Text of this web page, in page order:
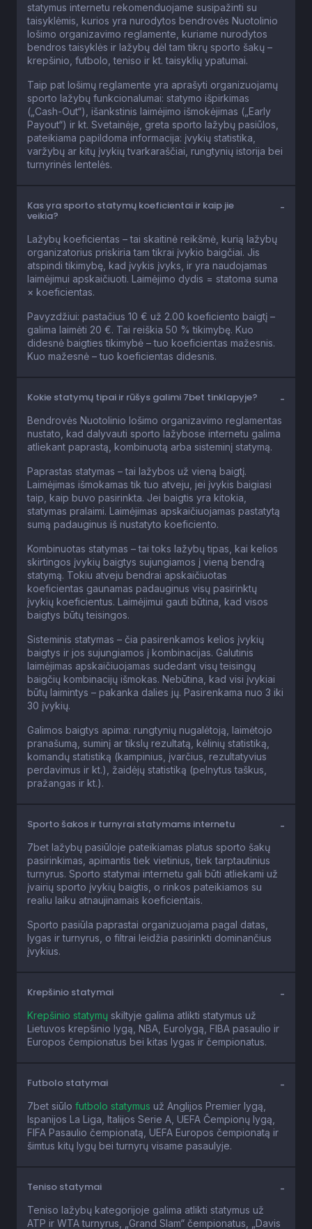
statymus internetu rekomenduojame susipažinti su
taisyklėmis, kurios yra nurodytos bendrovės Nuotolinio
lošimo organizavimo reglamente, kuriame nurodytos
bendros taisyklės ir lažybų dėl tam tikrų sporto šakų –
krepšinio, futbolo, teniso ir kt. taisyklių ypatumai.
Taip pat lošimų reglamente yra aprašyti organizuojamų
sporto lažybų funkcionalumai: statymo išpirkimas
(„Cash-Out“), išankstinis laimėjimo išmokėjimas („Early
Payout“) ir kt. Svetainėje, greta sporto lažybų pasiūlos,
pateikiama papildoma informacija: įvykių statistika,
varžybų ar kitų įvykių tvarkaraščiai, rungtynių istorija bei
turnyrinės lentelės.
Kas yra sporto statymų koeficientai ir kaip jie
veikia?
Lažybų koeficientas – tai skaitinė reikšmė, kurią lažybų
organizatorius priskiria tam tikrai įvykio baigčiai. Jis
atspindi tikimybę, kad įvykis įvyks, ir yra naudojamas
laimėjimui apskaičiuoti. Laimėjimo dydis = statoma suma
× koeficientas.
Pavyzdžiui: pastačius 10 € už 2.00 koeficiento baigtį –
galima laimėti 20 €. Tai reiškia 50 % tikimybę. Kuo
didesnė baigties tikimybė – tuo koeficientas mažesnis.
Kuo mažesnė – tuo koeficientas didesnis.
Kokie statymų tipai ir rūšys galimi 7bet tinklapyje?
Bendrovės Nuotolinio lošimo organizavimo reglamentas
nustato, kad dalyvauti sporto lažybose internetu galima
atliekant paprastą, kombinuotą arba sisteminį statymą.
Paprastas statymas – tai lažybos už vieną baigtį.
Laimėjimas išmokamas tik tuo atveju, jei įvykis baigiasi
taip, kaip buvo pasirinkta. Jei baigtis yra kitokia,
statymas pralaimi. Laimėjimas apskaičiuojamas pastatytą
sumą padauginus iš nustatyto koeficiento.
Kombinuotas statymas – tai toks lažybų tipas, kai kelios
skirtingos įvykių baigtys sujungiamos į vieną bendrą
statymą. Tokiu atveju bendrai apskaičiuotas
koeficientas gaunamas padauginus visų pasirinktų
įvykių koeficientus. Laimėjimui gauti būtina, kad visos
baigtys būtų teisingos.
Sisteminis statymas – čia pasirenkamos kelios įvykių
baigtys ir jos sujungiamos į kombinacijas. Galutinis
laimėjimas apskaičiuojamas sudedant visų teisingų
baigčių kombinacijų išmokas. Nebūtina, kad visi įvykiai
būtų laimintys – pakanka dalies jų. Pasirenkama nuo 3 iki
30 įvykių.
Galimos baigtys apima: rungtynių nugalėtoją, laimėtojo
pranašumą, suminį ar tikslų rezultatą, kėlinių statistiką,
komandų statistiką (kampinius, įvarčius, rezultatyvius
perdavimus ir kt.), žaidėjų statistiką (pelnytus taškus,
pražangas ir kt.).
Sporto šakos ir turnyrai statymams internetu
7bet lažybų pasiūloje pateikiamas platus sporto šakų
pasirinkimas, apimantis tiek vietinius, tiek tarptautinius
turnyrus. Sporto statymai internetu gali būti atliekami už
įvairių sporto įvykių baigtis, o rinkos pateikiamos su
realiu laiku atnaujinamais koeficientais.
Sporto pasiūla paprastai organizuojama pagal datas,
lygas ir turnyrus, o filtrai leidžia pasirinkti dominančius
įvykius.
Krepšinio statymai
Krepšinio statymų skiltyje galima atlikti statymus už
Lietuvos krepšinio lygą, NBA, Eurolygą, FIBA pasaulio ir
Europos čempionatus bei kitas lygas ir čempionatus.
Futbolo statymai
7bet siūlo futbolo statymus už Anglijos Premier lygą,
Ispanijos La Liga, Italijos Serie A, UEFA Čempionų lygą,
FIFA Pasaulio čempionatą, UEFA Europos čempionatą ir
šimtus kitų lygų bei turnyrų visame pasaulyje.
Teniso statymai
Teniso lažybų kategorijoje galima atlikti statymus už
ATP ir WTA turnyrus, „Grand Slam“ čempionatus, „Davis